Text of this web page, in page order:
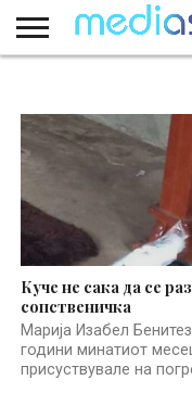
Куче не сака да се
сопственичка
Марија Изабел
години минатиот
присуствувале на